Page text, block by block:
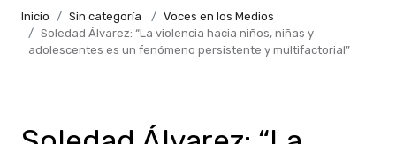
Inicio Sin categoría
Voces en los Medios
Soledad Álvarez: “La violencia hacia niños, niñas y
adolescentes es un fenómeno persistente y multifactorial”